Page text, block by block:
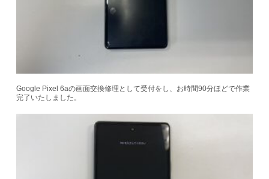
Google Pixel 6aの画面交換修理として受付をし、お時間90分ほどで作業
完了いたしました。